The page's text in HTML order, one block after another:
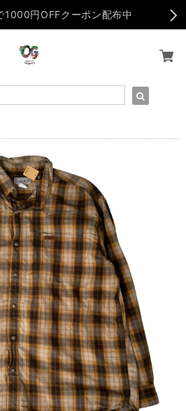
1000円OFFクーポン配布中